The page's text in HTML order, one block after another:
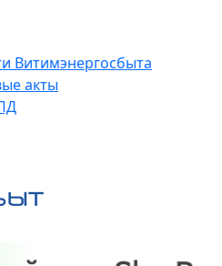
Витимэнергосбыта
акты